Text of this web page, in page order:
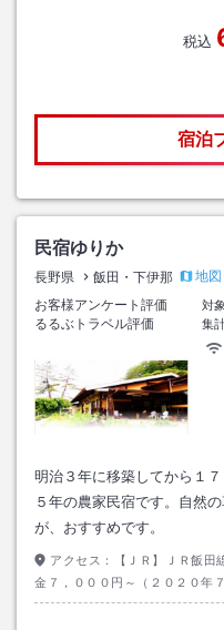
税込
宿泊
民宿ゆりか
長野県 飯田・下伊那
地図
お客様アンケート評価
対
るるぶトラベル評価
集
明治３年に移築してから１
５年の農家民宿です。自然
が、おすすめです。
アクセス：
【ＪＲ】ＪＲ飯
金７，０００円～（２０２０年
国道１５１／１５３号線利用